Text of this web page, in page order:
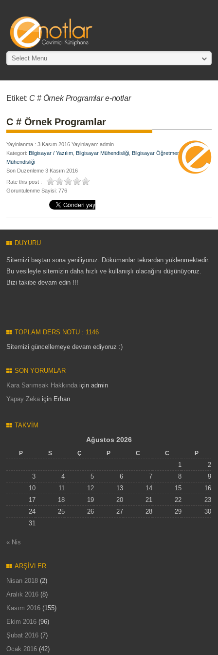
Select Menu
Etiket: C # Örnek Programlar e-notlar
C # Örnek Programlar
Yayinlanma : 3 Kasım 2016 Yayinlayan: admin
Kategori: Bilgisayar / Yazılım Bilgisayar Mühendisliği Bilgisayar Öğretmenliği,
Yazılım
Mühendisliği
Son Duzenleme 3 Kasım 2016
Rate this post :
Goruntulenme Sayisi: 776
DUYURU
Sitemizi baştan sona yeniliyoruz. Dökümanlar tekrardan yüklenmektedir.
Bu vesileyle sitemizin daha hızlı ve kullanışlı olacağını düşünüyoruz.
Bizi takibe devam edin !!!
TOPLAM DERS NOTU : 1146
Sitemizi güncellemeye devam ediyoruz :)
SON YORUMLAR
Kara Sarımsak Hakkında içinadmin
Yapay Zeka için Erhan
TAKVIM
Ağustos 2026
P S Ç P C C P
1
2
3
4 5 6 7 8
9
10
11 12 13 14 15
16
17
18 19 20 21 22
23
24
25 26 27 28 29
30
31
« Nis
ARŞIVLER
Nisan 2018 (2)
Aralık 2016 (8)
Kasım 2016 (155)
Ekim 2016 (96)
Şubat 2016 (7)
Ocak 2016 (42)